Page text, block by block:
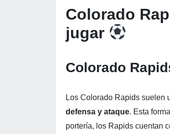
Colorado
jugar
Colorado
Los Colorado Rapids suelen
defensa y ataque. Esta
portería, los Rapids cuentan